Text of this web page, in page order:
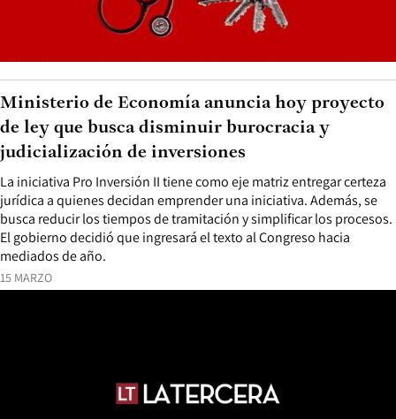
15 MARZO
La iniciativa Pro Inversión II tiene como eje matriz entregar certeza
jurídica a quienes decidan emprender una iniciativa. Además, se
busca reducir los tiempos de tramitación y simplificar los procesos.
El gobierno decidió que ingresará el texto al Congreso hacia
mediados de año.
Ministerio de Economía anuncia hoy proyecto
de ley que busca disminuir burocracia y
judicialización de inversiones